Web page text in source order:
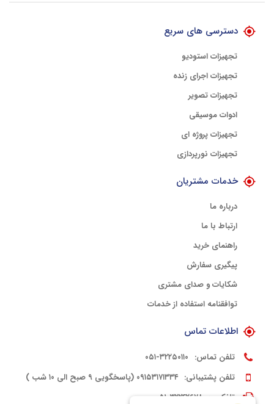
دسترسی های سریع
تجهیزات استودیو
تجهیزات اجرای زنده
تجهیزات تصویر
ادوات موسیقی
تجهیزات پروژه ای
تجهیزات نورپردازی
خدمات مشتریان
درباره ما
ارتباط با ما
راهنمای خرید
پیگیری سفارش
شکایات و صدای مشتری
توافقنامه استفاده از خدمات
اطلاعات تماس
تلفن تماس: ۳۲۲۵۰۱۱۰-۰۵۱
تلفن پشتیبانی: ۰۹۱۵۳۱۷۱۳۳۴ (پاسخگویی ۹ صبح الی ۱۰ شب )
تلفکس:
۳۲۲۴۲۶۷۸-۰۵۱